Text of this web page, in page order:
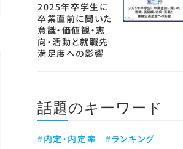
2025年卒学生に
卒業直前に聞いた
意識・価値観・志
向・活動と就職先
満足度への影響
話題のキーワード
#内定・内定率
#ランキング